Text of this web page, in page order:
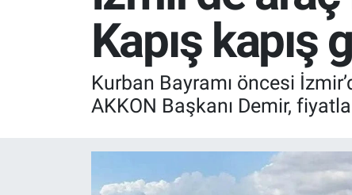
Kapış kapış
Kurban Bayramı öncesi
AKKON Başkanı Demir,
İzmir Trafik Yoğunluk Haritası
Süper Lig Puan Durumu ve Fikstür
Tüm Manşetler
Haber Arşivi